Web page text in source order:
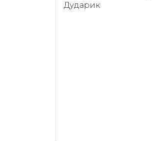
Дударик